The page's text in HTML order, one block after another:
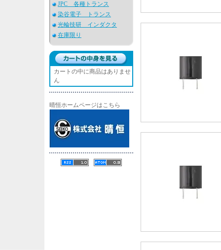
JPC 各種トランス
染谷電子 トランス
光輪技研 インダクタ
在庫限り
カートの中に商品はありませ
ん
晴恒ホームページはこちら